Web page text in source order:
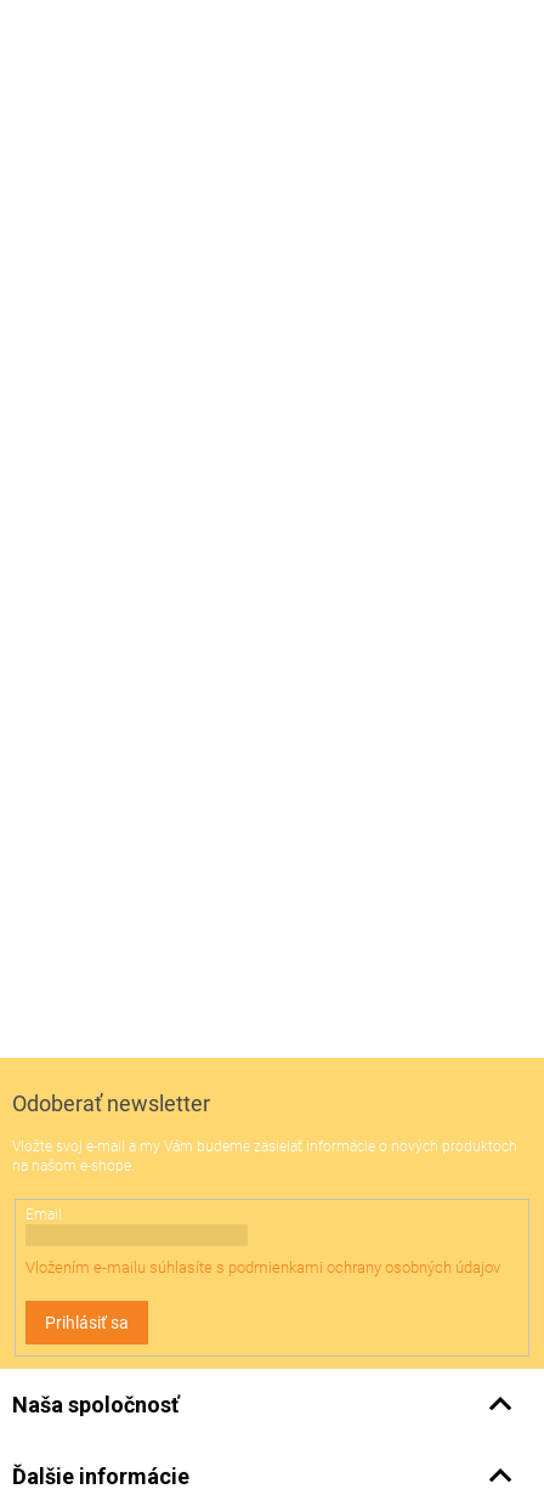
Odoberať newsletter
Vložte svoj e-mail a my Vám budeme zasielať informácie o nových produktoch
na našom e-shope.
Email
Vložením e-mailu súhlasíte s podmienkami ochrany osobných údajov
Prihlásiť sa
Naša spoločnosť
Ďalšie informácie